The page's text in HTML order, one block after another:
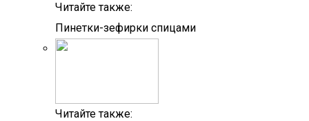
Читайте также:
Пинетки-зефирки спицами
Читайте также: